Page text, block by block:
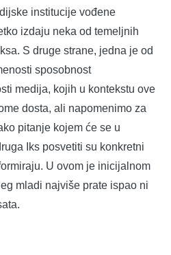
institucije vođene
izdaju neka od temeljnih
S druge strane, jedna je od
sposobnost
medija, kojih u kontekstu ove
dosta, ali napomenimo za
pitanje kojem će se u
Iks posvetiti su konkretni
U ovom je inicijalnom
mladi najviše prate ispao ni